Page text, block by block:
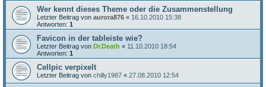
Wer kennt dieses Theme oder die Zusammenstellung
Letzter Beitrag von aurora876 « 16.10.2010 15:38
Antworten: 1
Favicon in der tableiste wie?
Letzter Beitrag von Dr.Death « 11.10.2010 18:54
Antworten: 1
Cellpic verpixelt
Letzter Beitrag von chilly1987 « 27.08.2010 12:54